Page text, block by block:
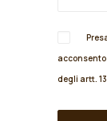
degli artt.